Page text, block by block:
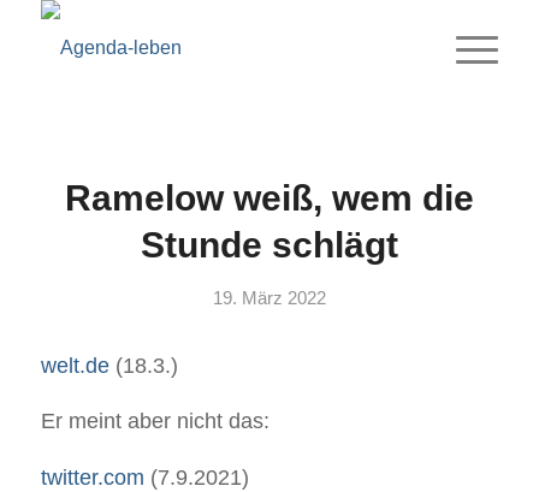
Ramelow weiß, wem die
Stunde schlägt
19. März 2022
welt.de(18.3.)
Er meint aber nicht das:
twitter.com (7.9.2021)